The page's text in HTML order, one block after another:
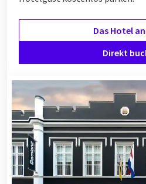
Das Hotel
Direkt